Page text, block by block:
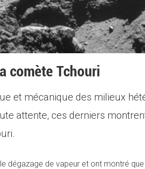
comète Tchouri
et mécanique des milieux
attente, ces derniers
dégazage de vapeur et ont montré